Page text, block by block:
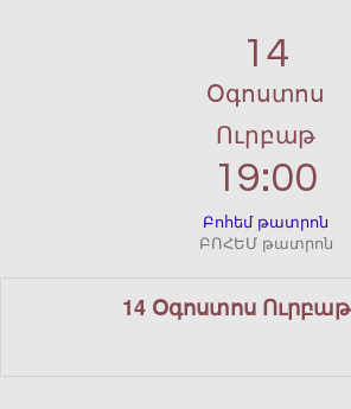
14
Օգոստոս
Ուրբաթ
19:00
Բոհեմ թատրոն
ԲՈՀԵՄ թատրոն
14 Օգոստոս Ուրբաթ